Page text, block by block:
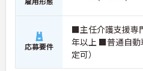
応募要件
■主任介護支援専
年以上 ■普通自動
定可）